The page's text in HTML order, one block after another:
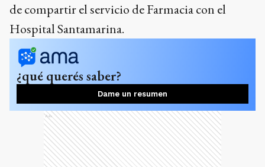
de compartir el servicio de Farmacia con el
Hospital Santamarina.
¿qué querés saber?
Dame un resumen
Ads